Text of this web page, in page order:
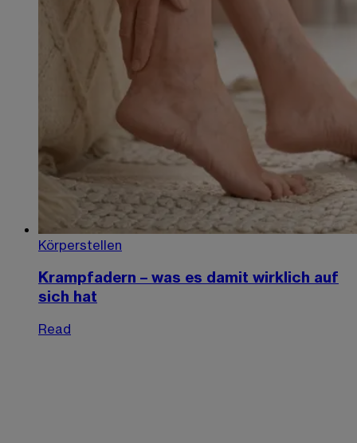
Körperstellen
Krampfadern – was es damit wirklich auf
sich hat
Read